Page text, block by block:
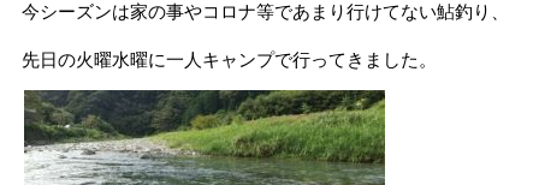
今シーズンは家の事やコロナ等であまり行けてない鮎釣り、
先日の火曜水曜に一人キャンプで行ってきました。